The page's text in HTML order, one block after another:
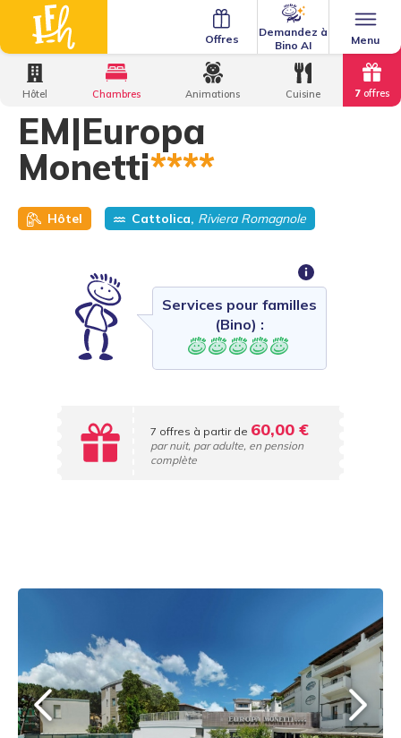
Menu
Demandez à
Bino AI
Offres
Home Family Hotels EM|Europa Monetti
EM|Europa
Monetti****
Hôtel Cattolica, Riviera Romagnole
Services pour familles
(Bino) :
7 offres à partir de 60,00 €
par nuit, par adulte, en pension
complète
Hôtel Chambres Animations Cuisine 7 offres